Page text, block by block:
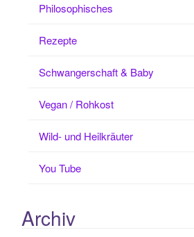
Philosophisches
Rezepte
Schwangerschaft & Baby
Vegan / Rohkost
Wild- und Heilkräuter
You Tube
Archiv